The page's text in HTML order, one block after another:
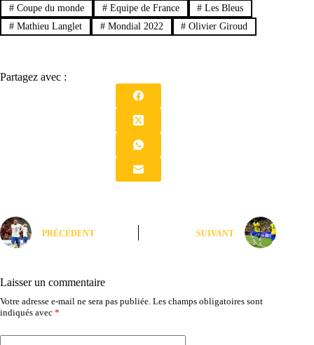
#Coupe du monde #Equipe de France # Les Bleus
#Mathieu Langlet #Mondial 2022 # Olivier Giroud
Partagez avec :
PRÉCÉDENT SUIVANT
Laisser un commentaire
Votre adresse e-mail ne sera pas publiée. Les champs obligatoires sont
indiqués avec *